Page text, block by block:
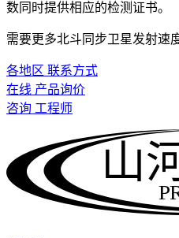
数同时提供相应的检测证书。
需要更多北斗同步卫星发射速
各地区 联系方式
在线 产品询价
咨询 工程师
山